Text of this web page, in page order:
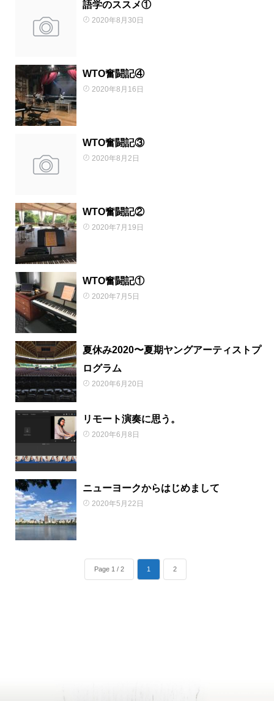
語学のススメ①
2020年8月30日
WTO奮闘記④
2020年8月16日
WTO奮闘記③
2020年8月2日
WTO奮闘記②
2020年7月19日
WTO奮闘記①
2020年7月5日
夏休み2020〜夏期ヤングアーティストプ
ログラム
2020年6月20日
リモート演奏に思う。
2020年6月8日
ニューヨークからはじめまして
2020年5月22日
Page 1 / 2 1 2